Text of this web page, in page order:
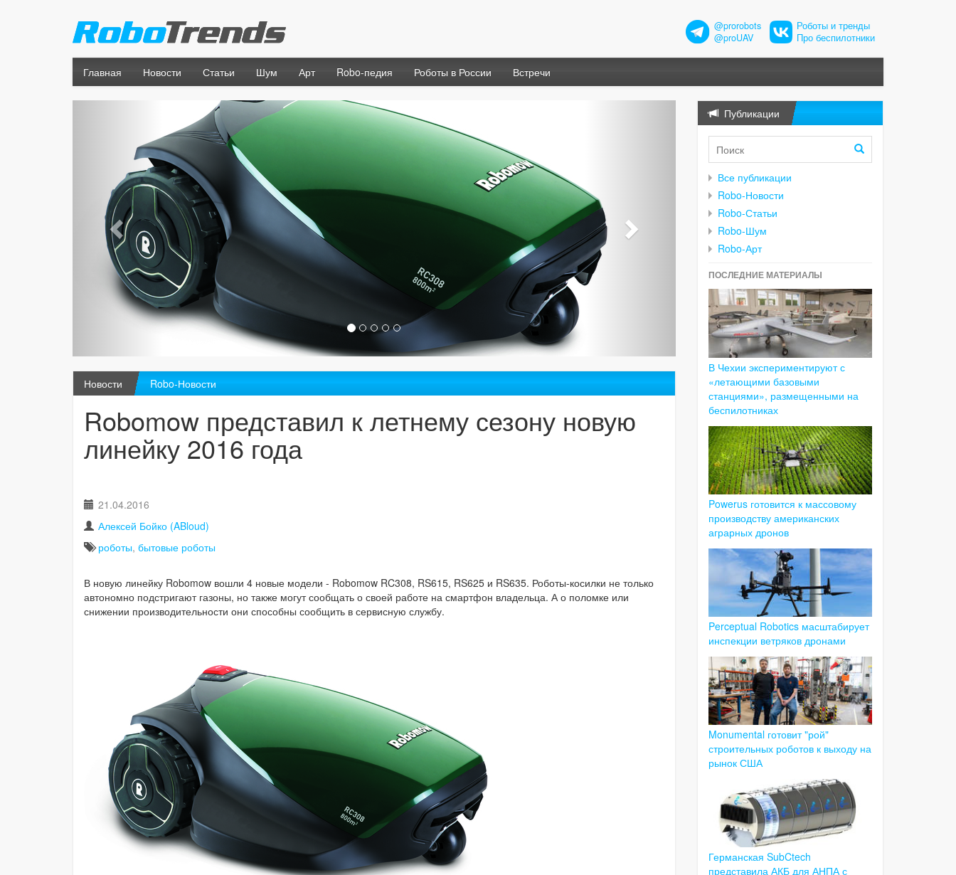
@prorobots
@proUAV
Роботы и тренды
Про беспилотники
Главная Новости Статьи Шум Арт Robo-педия Роботы в России Встречи
Новости Robo-Новости
Robomow представил к летнему сезону новую
линейку 2016 года
21.04.2016
Алексей Бойко (ABloud)
роботы, бытовые роботы
В новую линейку Robomow вошли 4 новые модели - Robomow RC308, RS615, RS625 и RS635. Роботы-косилки не только
автономно подстригают газоны, но также могут сообщать о своей работе на смартфон владельца. А о поломке или
снижении производительности они способны сообщить в сервисную службу.
Публикации
Все публикации
Robo-Новости
Robo-Статьи
Robo-Шум
Robo-Арт
ПОСЛЕДНИЕ МАТЕРИАЛЫ
В Чехии экспериментируют с
«летающими базовыми
станциями», размещенными на
беспилотниках
Powerus готовится к массовому
производству американских
аграрных дронов
Perceptual Robotics масштабирует
инспекции ветряков дронами
Monumental готовит "рой"
строительных роботов к выходу на
рынок США
Германская SubCtech
представила АКБ для АНПА с